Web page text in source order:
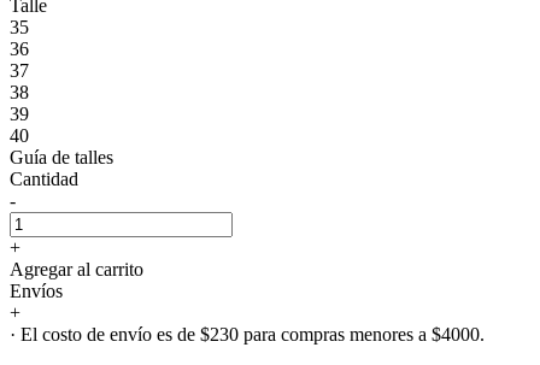
Talle
35
36
37
38
39
40
Guía de talles
Cantidad
-
+
Agregar al carrito
Envíos
+
· El costo de envío es de $230 para compras menores a $4000.